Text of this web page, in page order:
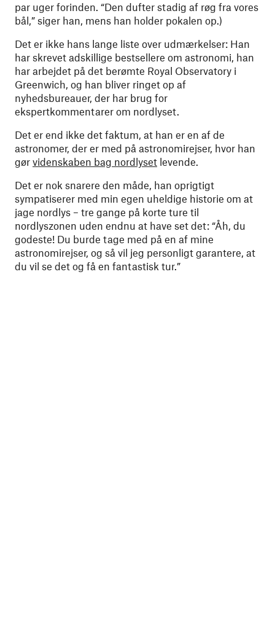
par uger forinden. “Den dufter stadig af røg fra vores
bål,” siger han, mens han holder pokalen op.)
Det er ikke hans lange liste over udmærkelser: Han
har skrevet adskillige bestsellere om astronomi, han
har arbejdet på det berømte Royal Observatory i
Greenwich, og han bliver ringet op af
nyhedsbureauer, der har brug for
ekspertkommentarer om nordlyset.
Det er end ikke det faktum, at han er en af de
astronomer, der er med på astronomirejser, hvor han
gør videnskaben bag nordlyset levende.
Det er nok snarere den måde, han oprigtigt
sympatiserer med min egen uheldige historie om at
jage nordlys – tre gange på korte ture til
nordlyszonen uden endnu at have set det: “Åh, du
godeste! Du burde tage med på en af ​​mine
astronomirejser, og så vil jeg personligt garantere, at
du vil se det og få en fantastisk tur.”